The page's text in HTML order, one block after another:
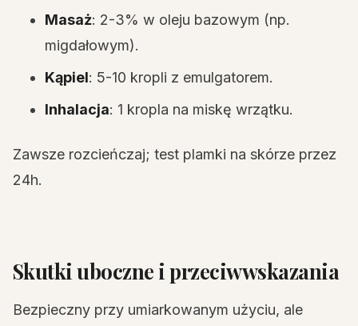
Masaż: 2-3% w oleju bazowym (np.
migdałowym).
Kąpiel: 5-10 kropli z emulgatorem.
Inhalacja: 1 kropla na miskę wrzątku.
Zawsze rozcieńczaj; test plamki na skórze przez
24h.
Skutki uboczne i przeciwwskazania
Bezpieczny przy umiarkowanym użyciu, ale